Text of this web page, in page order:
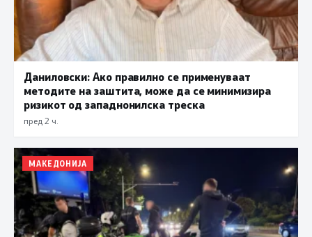
Даниловски: Ако правилно се применуваат
методите на заштита, може да се минимизира
ризикот од западнонилска треска
пред 2 ч.
МАКЕДОНИЈА